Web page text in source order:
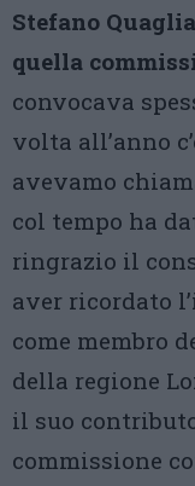
Stefano
quella
convocava
volta all’anno
avevamo
col tempo ha
ringrazio il
aver ricordato
come membro
della regione
il suo
commissione